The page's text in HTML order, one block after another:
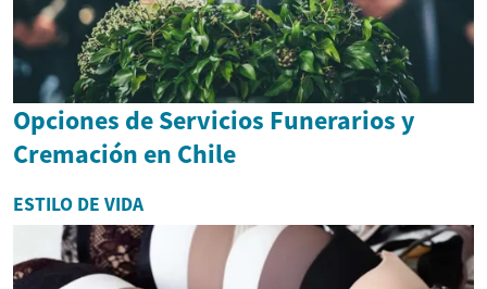
Opciones de Servicios Funerarios y
Cremación en Chile
ESTILO DE VIDA